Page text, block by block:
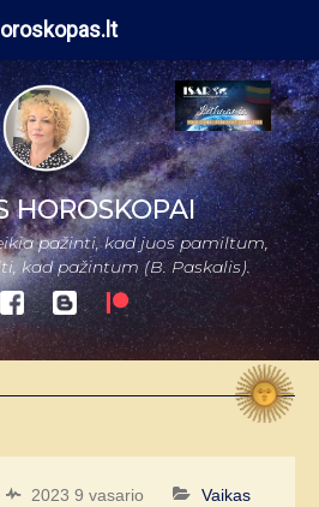
HOROSKOPAI
pažinti, kad juos pamiltum,
kad pažintum (B. Paskalis).
2023 9 vasario Vaikas